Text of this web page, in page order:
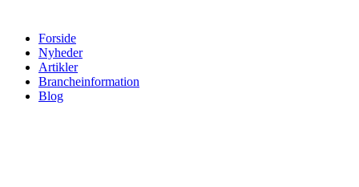
Forside
Nyheder
Artikler
Brancheinformation
Blog